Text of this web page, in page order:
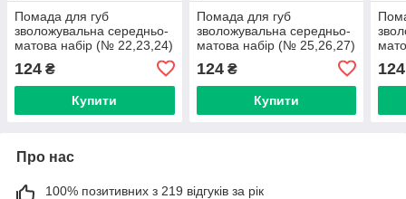
Помада для губ
зволожувальна середньо-
матова набір (№ 22,23,24)
124 ₴
Купити
Помада для губ
зволожувальна середньо-
матова набір (№ 25,26,27)
124₴
Купити
124
Про нас
100% позитивних з 219 відгуків за рік